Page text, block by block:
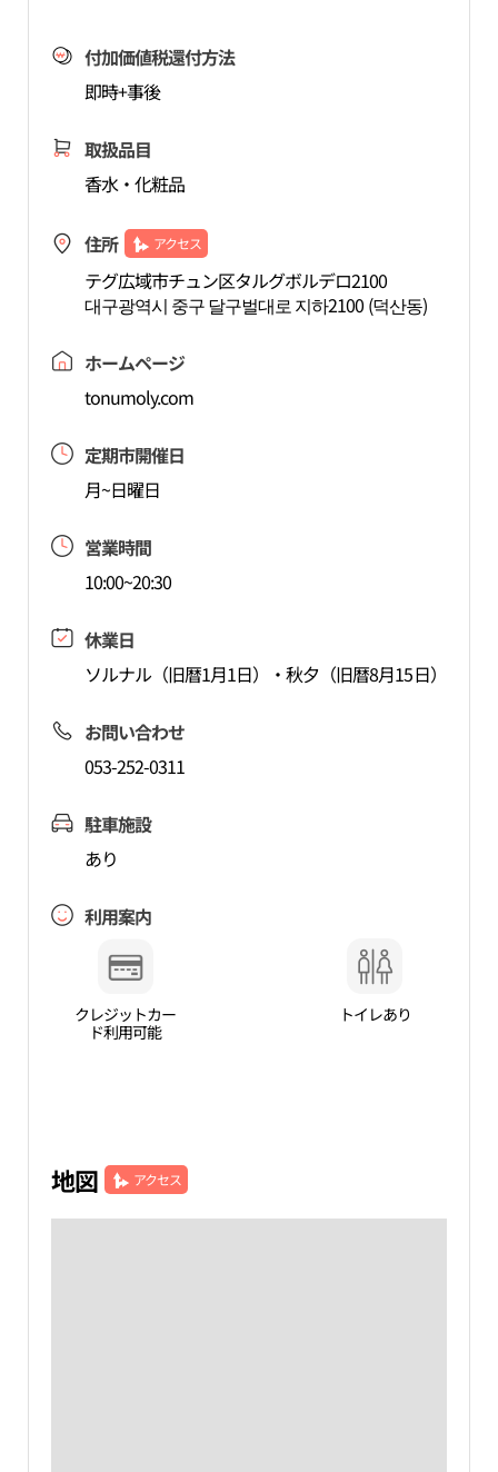
付加価値税還付方法
即時+事後
取扱品目
香水・化粧品
住所 アクセス
テグ広域市チュン区タルグボルデロ2100
대구광역시 중구 달구벌대로 지하2100 (덕산동)
ホームページ
tonumoly.com
定期市開催日
月~日曜日
営業時間
10:00~20:30
休業日
ソルナル（旧暦1月1日）・秋夕（旧暦8月15日）
お問い合わせ
053-252-0311
駐車施設
あり
利用案内
クレジットカー
ド利用可能
トイレあり
地図 アクセス